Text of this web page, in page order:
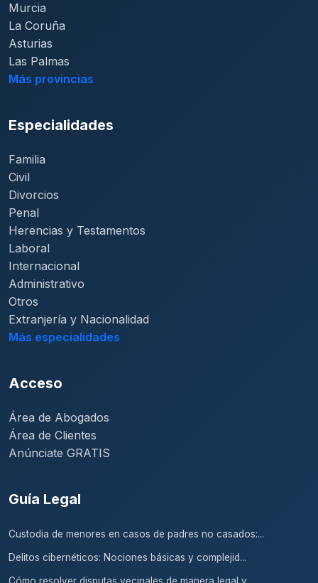
Murcia
La Coruña
Asturias
Las Palmas
Más provincias
Especialidades
Familia
Civil
Divorcios
Penal
Herencias y Testamentos
Laboral
Internacional
Administrativo
Otros
Extranjería y Nacionalidad
Más especialidades
Acceso
Área de Abogados
Área de Clientes
Anúnciate GRATIS
Guía Legal
Custodia de menores en casos de padres no casados:...
Delitos cibernéticos: Nociones básicas y complejid...